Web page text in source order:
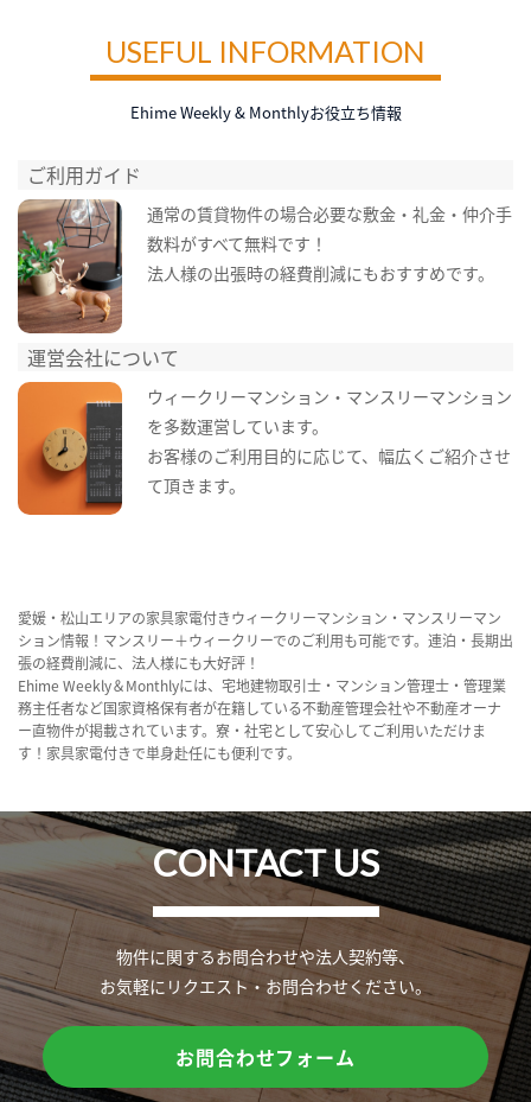
USEFUL INFORMATION
Ehime Weekly & Monthlyお役立ち情報
ご利用ガイド
通常の賃貸物件の場合必要な敷金・礼金・仲介手
数料がすべて無料です！
法人様の出張時の経費削減にもおすすめです。
運営会社について
ウィークリーマンション・マンスリーマンション
を多数運営しています。
お客様のご利用目的に応じて、幅広くご紹介させ
て頂きます。
愛媛・松山エリアの家具家電付きウィークリーマンション・マンスリーマン
ション情報！マンスリー＋ウィークリーでのご利用も可能です。連泊・長期出
張の経費削減に、法人様にも大好評！
Ehime Weekly＆Monthlyには、宅地建物取引士・マンション管理士・管理業
務主任者など国家資格保有者が在籍している不動産管理会社や不動産オーナ
ー直物件が掲載されています。寮・社宅として安心してご利用いただけま
す！家具家電付きで単身赴任にも便利です。
CONTACT US
物件に関するお問合わせや法人契約等、
お気軽にリクエスト・お問合わせください。
お問合わせフォーム